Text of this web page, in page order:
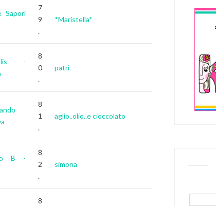
Sapori
7
9
.
*Maristella*
Elis -
8
0
.
patri
8
1
.
aglio..olio..e cioccolato
B -
8
2
.
simona
8